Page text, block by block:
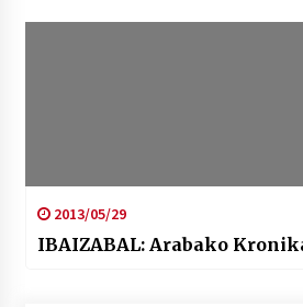
2013/05/29
IBAIZABAL: Arabako